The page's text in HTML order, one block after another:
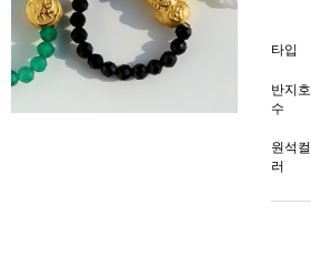
타입
반지호
수
원석컬
러